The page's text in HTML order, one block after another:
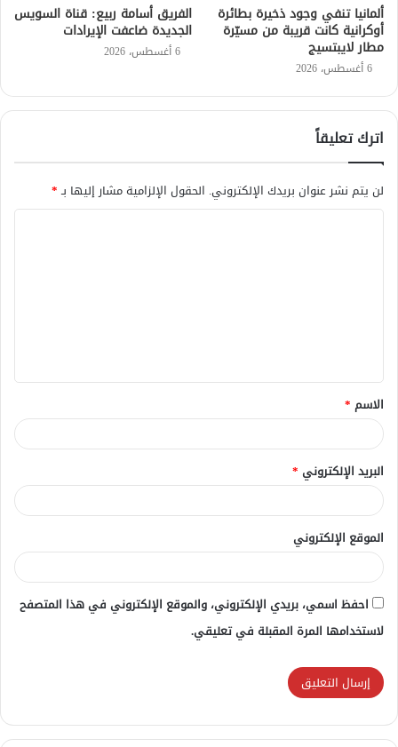
ألمانيا تنفي وجود ذخيرة بطائرة
أوكرانية كانت قريبة من مسيّرة
مطار لايبتسيج
6 أغسطس، 2026
الفريق أسامة ربيع: قناة السويس
الجديدة ضاعفت الإيرادات
6 أغسطس، 2026
اترك تعليقاً
لن يتم نشر عنوان بريدك الإلكتروني. الحقول الإلزامية مشار إليها بـ*
ق
*
الاسم *
البريد الإلكتروني *
الموقع الإلكتروني
احفظ اسمي، بريدي الإلكتروني، والموقع الإلكتروني في هذا المتصفح
لاستخدامها المرة المقبلة في تعليقي.